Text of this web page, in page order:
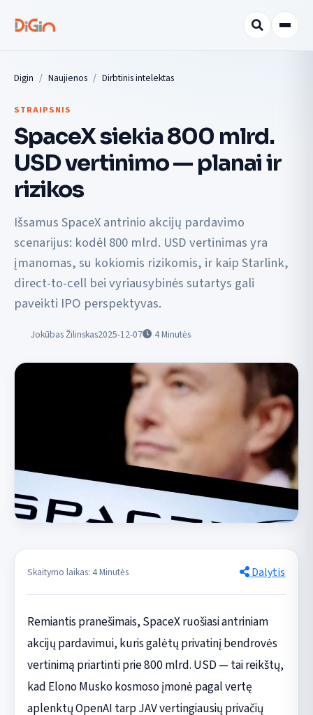
Digin Naujienos Dirbtinis intelektas
STRAIPSNIS
SpaceX siekia 800 mlrd.
USD vertinimo — planai ir
rizikos
Išsamus SpaceX antrinio akcijų pardavimo
scenarijus: kodėl 800 mlrd. USD vertinimas yra
įmanomas, su kokiomis rizikomis, ir kaip Starlink,
direct-to-cell bei vyriausybinės sutartys gali
paveikti IPO perspektyvas.
Jokūbas Žilinskas2025-12-07 4Minutės
Skaitymo laikas: 4 Minutės Dalytis
Remiantis pranešimais, SpaceX ruošiasi antriniam
akcijų pardavimui, kuris galėtų privatinį bendrovės
vertinimą priartinti prie 800 mlrd. USD — tai reikštų,
kad Elono Musko kosmoso įmonė pagal vertę
aplenktų OpenAI tarp JAV vertingiausių privačių